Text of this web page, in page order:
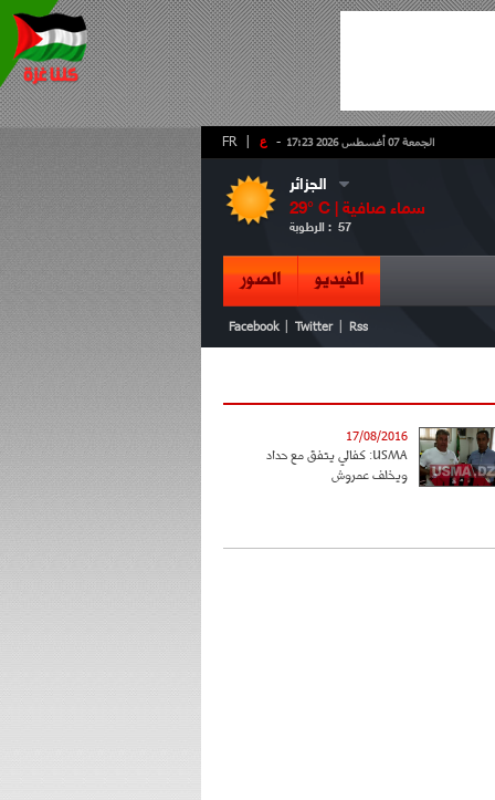
- ع FR الجمعة 07 أغسطس 2026 17:23
الجزائر
29° C | سماء صافية
الرطوبة : 57
الفيديو الصور
Facebook Twitter Rss
17/08/2016
USMA: كفالي يتفق مع حداد
ويخلف عمروش